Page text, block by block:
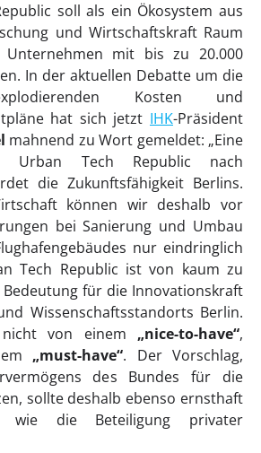
soll als ein Ökosystem aus
und Wirtschaftskraft Raum
mit bis zu 20.000
In der aktuellen Debatte um die
Kosten und
hat sich jetzt IHK-Präsident
mahnend zu Wort gemeldet: „Eine
Urban Tech Republic nach
die Zukunftsfähigkeit Berlins.
können wir deshalb vor
bei Sanierung und Umbau
nur eindringlich
Tech Republic ist von kaum zu
für die Innovationskraft
Wissenschaftsstandorts Berlin.
von einem „nice-to-have“,
„must-have“. Der Vorschlag,
des Bundes für die
sollte deshalb ebenso ernsthaft
wie die Beteiligung privater